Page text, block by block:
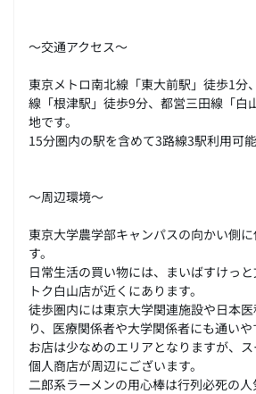
～交通アクセス～
東京メトロ南北線「東大前駅」徒歩1分
線「根津駅」徒歩9分、都営三田線「白
地です。
15分圏内の駅を含めて3路線3駅利用可能
～周辺環境～
東京大学農学部キャンパスの向かい側
す。
日常生活の買い物には、まいばすけっ
トク白山店が近くにあります。
徒歩圏内には東京大学関連施設や日本
り、医療関係者や大学関係者にも通いや
お店は少なめのエリアとなりますが、ス
個人商店が周辺にございます。
二郎系ラーメンの用心棒は行列必死の人